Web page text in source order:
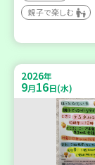
親子で楽しむ
2026年
9月16日(水)